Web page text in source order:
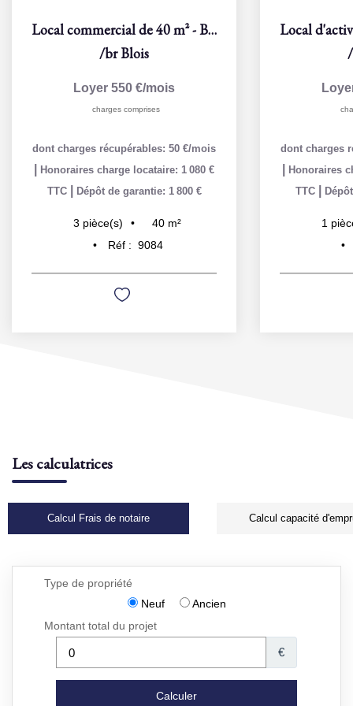
Local commercial de 40 m² - Blois, rue du Beauvoir
/brBlois
Loyer 550 €/mois
charges comprises
dont charges récupérables: 50 €/mois
Honoraires charge locataire: 1 080 €
TTC
Dépôt de garantie: 1 800 €
3 pièce(s) 40 m²
Réf : 9084
dont charges
Honoraires
TTC
1
Les calculatrices
Calcul Frais de notaire Calcul capacité